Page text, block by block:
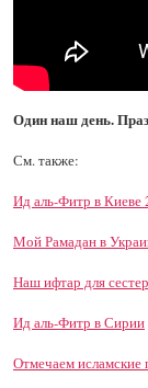
Один наш день.
См. также:
Ид аль-Фитр в Киеве
Мой Рамадан в
Наш ифтар для
Ид аль-Фитр в Сирии
Отмечаем исламские